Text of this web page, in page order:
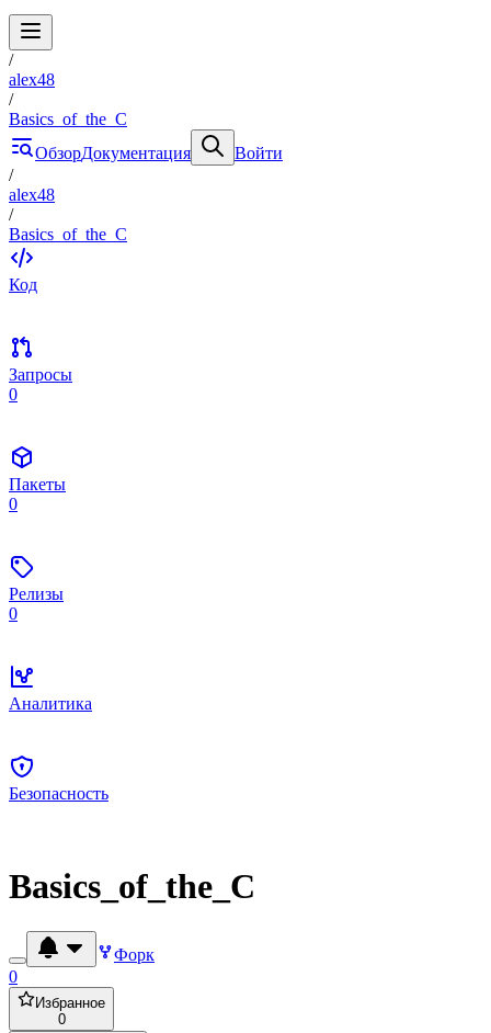
/
alex48
/
Basics_of_the_C
ОбзорДокументация
Войти
/
alex48
/
Basics_of_the_C
Код
Запросы
0
Пакеты
0
Релизы
0
Аналитика
Безопасность
Basics_of_the_C
Форк
0
Избранное
0